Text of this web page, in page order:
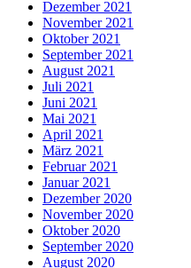
Dezember 2021
November 2021
Oktober 2021
September 2021
August 2021
Juli 2021
Juni 2021
Mai 2021
April 2021
März 2021
Februar 2021
Januar 2021
Dezember 2020
November 2020
Oktober 2020
September 2020
August 2020